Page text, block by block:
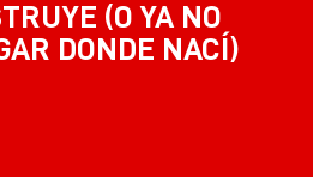
(O YA NO
DONDE NACÍ)